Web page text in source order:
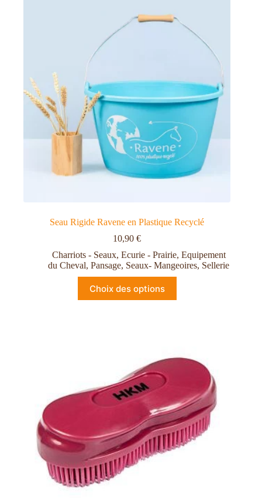
Seau Rigide Ravene en Plastique Recyclé
10,90€
Charriots - Seaux, Ecurie - Prairie, Equipement
du Cheval,Pansage, Seaux- Mangeoires, Sellerie
Choix des options